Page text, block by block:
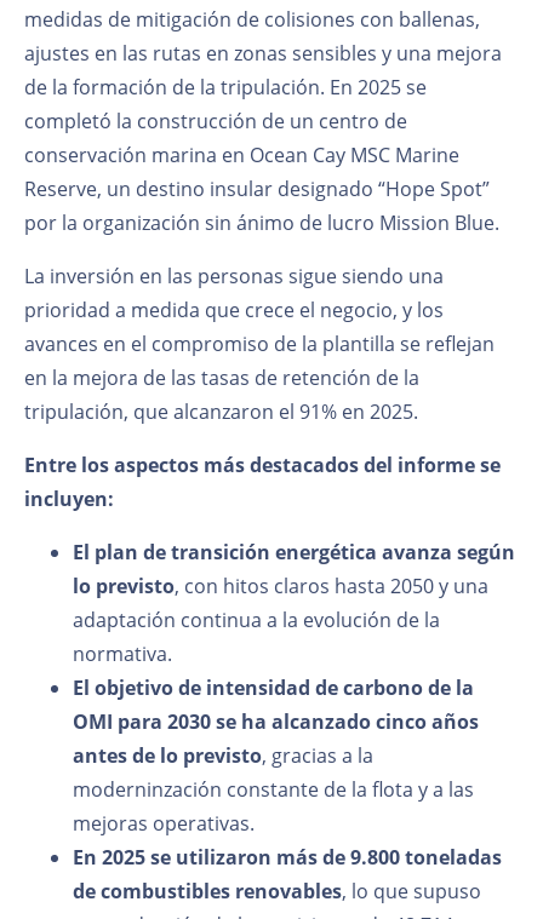
medidas de mitigación de colisiones con ballenas,
ajustes en las rutas en zonas sensibles y una mejora
de la formación de la tripulación. En 2025 se
completó la construcción de un centro de
conservación marina en Ocean Cay MSC Marine
Reserve, un destino insular designado “Hope Spot”
por la organización sin ánimo de lucro Mission Blue.
La inversión en las personas sigue siendo una
prioridad a medida que crece el negocio, y los
avances en el compromiso de la plantilla se reflejan
en la mejora de las tasas de retención de la
tripulación, que alcanzaron el 91% en 2025.
Entre los aspectos más destacados del informe se
incluyen:
El plan de transición energética avanza según
lo previsto, con hitos claros hasta 2050 y una
adaptación continua a la evolución de la
normativa.
El objetivo de intensidad de carbono de la
OMI para 2030 se ha alcanzado cinco años
antes de lo previsto, gracias a la
moderninzación constante de la flota y a las
mejoras operativas.
En 2025 se utilizaron más de 9.800 toneladas
de combustibles renovables, lo que supuso